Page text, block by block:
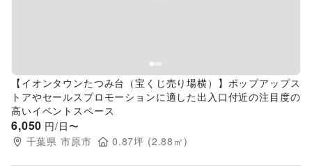
【イオンタウンたつみ台（宝くじ売り場横）】ポップアップス
トアやセールスプロモーションに適した出入口付近の注目度の
高いイベントスペース
6,050 円/日〜
千葉県 市原市 0.87坪 (2.88 ㎡)